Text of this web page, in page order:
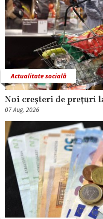
Actualitate socială
Noi creşteri de preţuri
07 Aug, 2026